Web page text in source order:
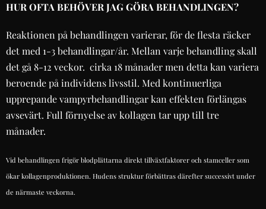
HUR OFTA BEHÖVER JAG GÖRA BEHANDLINGEN?
Reaktionen på behandlingen varierar, för de flesta räcker
det med 1-3 behandlingar/år. Mellan varje behandling skall
det gå 8-12 veckor. cirka 18 månader men detta kan variera
beroende på individens livsstil. Med kontinuerliga
upprepande vampyrbehandlingar kan effekten förlängas
avsevärt. Full förnyelse av kollagen tar upp till tre
månader.
Vid behandlingen frigör blodplättarna direkt tillväxtfaktorer och stamceller som
ökar kollagenproduktionen. Hudens struktur förbättras därefter successivt under
de närmaste veckorna.